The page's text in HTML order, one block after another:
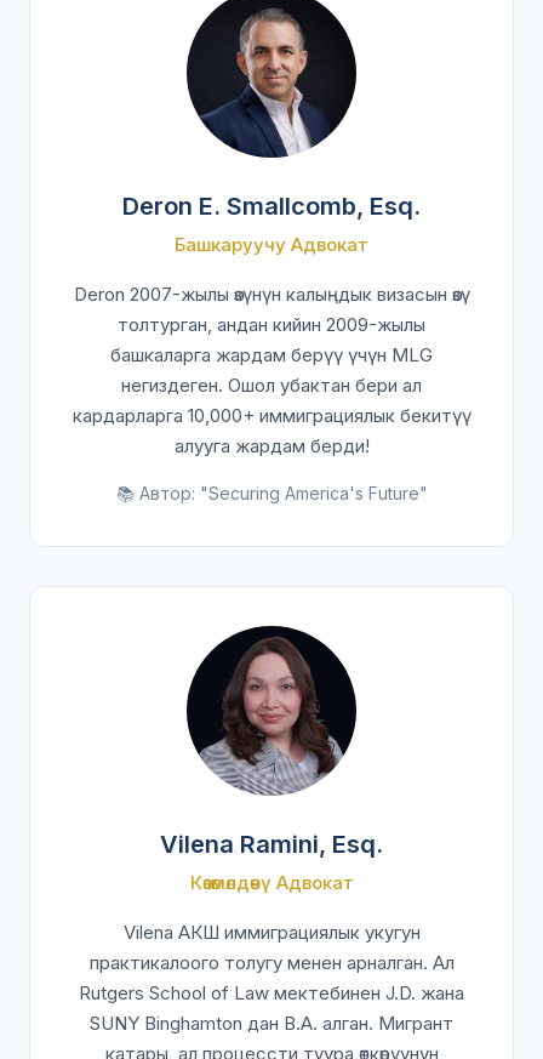
Deron E. Smallcomb, Esq.
Башкаруучу Адвокат
Deron 2007-жылы өзүнүн калыңдык визасын өзү
толтурган, андан кийин 2009-жылы
башкаларга жардам берүү үчүн MLG
негиздеген. Ошол убактан бери ал
кардарларга 10,000+ иммиграциялык бекитүү
алууга жардам берди!
📚 Автор: "Securing America's Future"
Vilena Ramini, Esq.
Көзөмөлдөөчү Адвокат
Vilena АКШ иммиграциялык укугун
практикалоого толугу менен арналган. Ал
Rutgers School of Law мектебинен J.D. жана
SUNY Binghamton дан B.A. алган. Мигрант
катары, ал процессти туура өткөрүүнүн